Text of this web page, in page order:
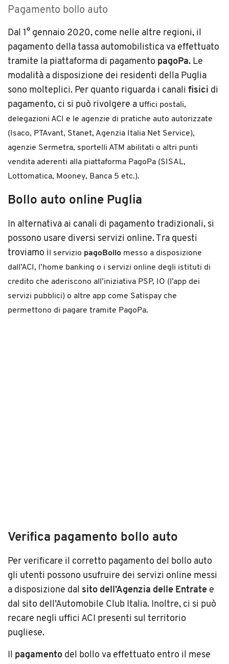
Pagamento bollo auto
Dal 1° gennaio 2020, come nelle altre regioni, il
pagamento della tassa automobilistica va effettuato
tramite la piattaforma di pagamento pagoPa. Le
modalità a disposizione dei residenti della Puglia
sono molteplici. Per quanto riguarda i canali fisici di
pagamento, ci si può rivolgere a uffici postali,
delegazioni ACI e le agenzie di pratiche auto autorizzate
(Isaco, PTAvant, Stanet, Agenzia Italia Net Service),
agenzie Sermetra, sportelli ATM abilitati o altri punti
vendita aderenti alla piattaforma PagoPa (SISAL,
Lottomatica, Mooney, Banca 5 etc.).
Bollo auto online Puglia
In alternativa ai canali di pagamento tradizionali, si
possono usare diversi servizi online. Tra questi
troviamo i
l servizio pagoBollo messo a disposizione
dall’ACI, l ’home banking o i servizi online degli istituti di
credito che aderiscono all’iniziativa PSP,
IO (l’app dei
servizi pubblici) o altre app come Satispay che
permettono di pagare tramite PagoPa.
Verifica pagamento bollo auto
Per verificare il corretto pagamento del bollo auto
gli utenti possono usufruire dei servizi online messi
a disposizione dal sito dell’Agenzia delle Entrate e
dal sito dell’Automobile Club Italia. Inoltre, ci si può
recare negli uffici ACI presenti sul territorio
pugliese.
Il pagamento del bollo va effettuato entro il mese